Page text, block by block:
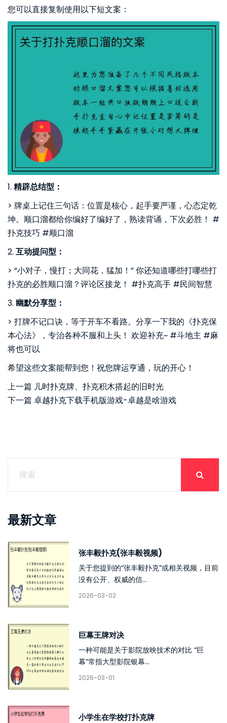
您可以直接复制使用以下短文案：
1. 精辟总结型：
> 牌桌上记住三句话：位置是核心，起手要严谨，心态定乾
坤。顺口溜都给你编好了编好了，熟读背诵，下次必胜！ #
扑克技巧 #顺口溜
2. 互动提问型：
> “小对子，慢打；大同花，猛加！” 你还知道哪些打哪些打
扑克的必胜顺口溜？评论区接龙！ #扑克高手 #民间智慧
3. 幽默分享型：
> 打牌不记口诀，等于开车不看路。分享一下我的《扑克保
本心法》，专治各种不服和上头！ 欢迎补充~ #斗地主 #麻
将也可以
希望这些文案能帮到您！祝您牌运亨通，玩的开心！
上一篇 儿时扑克牌、扑克积木搭起的旧时光
下一篇 卓越扑克下载手机版游戏-卓越是啥游戏
最新文章
张丰毅扑克(张丰毅视频)
关于您提到的“张丰毅扑克”或相关视频，目前
没有公开、权威的信...
2026-03-02
巨幕王牌对决
一种可能是关于影院放映技术的对比 “巨
幕”常指大型影院银幕...
2026-03-01
小学生在学校打扑克牌